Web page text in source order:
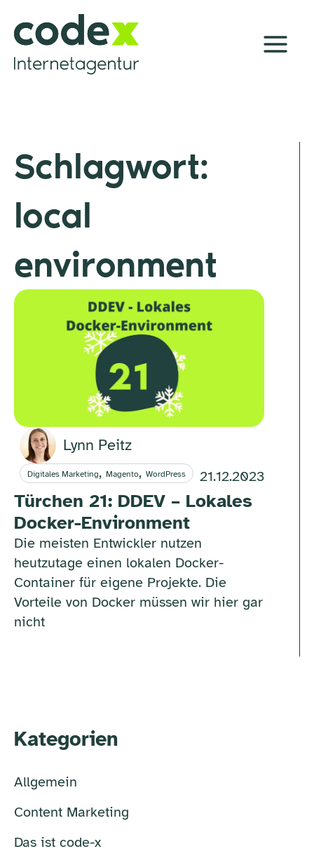
Inhalt
springen
Schlagwort:
local
environment
Lynn Peitz
Digitales Marketing, Magento, WordPress 21.12.2023
Türchen 21: DDEV – Lokales
Docker-Environment
Die meisten Entwickler nutzen
heutzutage einen lokalen Docker-
Container für eigene Projekte. Die
Vorteile von Docker müssen wir hier gar
nicht
Kategorien
Allgemein
Content Marketing
Das ist code-x